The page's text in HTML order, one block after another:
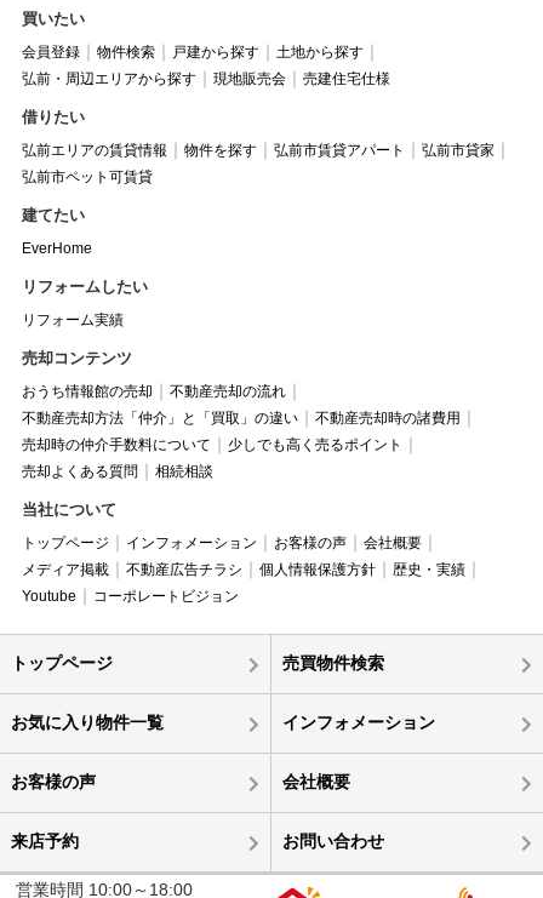
買いたい
会員登録 物件検索 戸建から探す
土地から探す
弘前・周辺エリアから探す
現地販売会 売建住宅仕様
借りたい
弘前エリアの賃貸情報 物件を探す 弘前市賃貸アパート
弘前市貸家
弘前市ペット可賃貸
建てたい
EverHome
リフォームしたい
リフォーム実績
売却コンテンツ
おうち情報館の売却
不動産売却の流れ
不動産売却方法「仲介」と「買取」の違い
不動産売却時の諸費用
売却時の仲介手数料について
少しでも高く売るポイント
売却よくある質問
相続相談
当社について
トップページ インフォメーション お客様の声
会社概要
メディア掲載
不動産広告チラシ 個人情報保護方針
歴史・実績
Youtube
コーポレートビジョン
トップページ 売買物件検索
お気に入り物件一覧 インフォメーション
お客様の声 会社概要
来店予約 お問い合わせ
営業時間 10:00～18:00